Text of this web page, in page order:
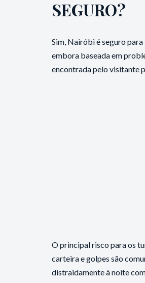
SEGURO?
Sim, Nairóbi é seguro
embora baseada em
encontrada pelo visitante
O principal risco para os
carteira e golpes são
distraidamente à noite